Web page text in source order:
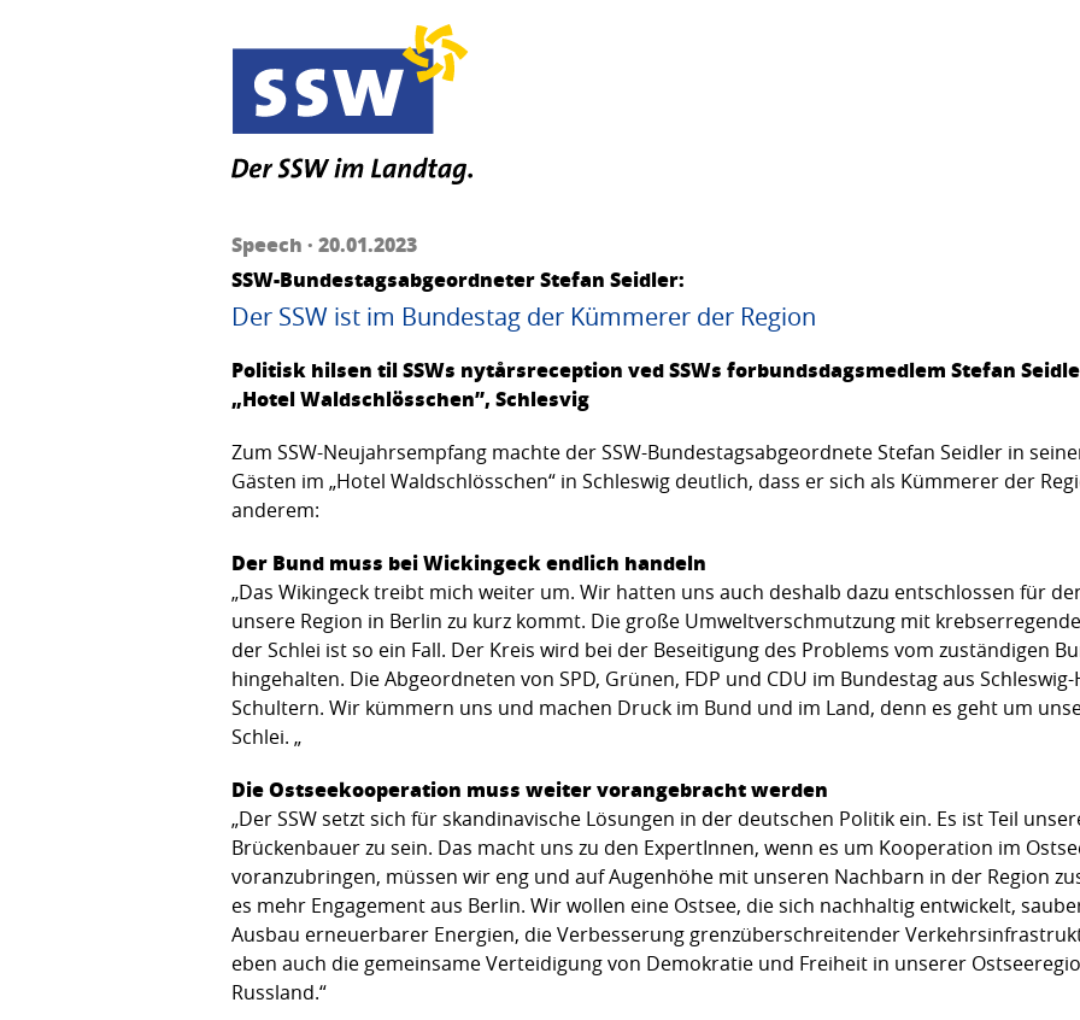
Speech · 20.01.2023
SSW-Bundestagsabgeordneter Stefan Seidler:
Der SSW ist im Bundestag der Kümmerer der Region
Politisk hilsen til SSWs nytårsreception ved SSWs forbundsdagsmedlem Stefan
„Hotel Waldschlösschen”, Schlesvig
Zum SSW-Neujahrsempfang machte der SSW-Bundestagsabgeordnete Stefan Seidler in
Gästen im „Hotel Waldschlösschen“ in Schleswig deutlich, dass er sich als Kümmerer der
anderem:
Der Bund muss bei Wickingeck endlich handeln
„Das Wikingeck treibt mich weiter um. Wir hatten uns auch deshalb dazu entschlossen für
unsere Region in Berlin zu kurz kommt. Die große Umweltverschmutzung mit
der Schlei ist so ein Fall. Der Kreis wird bei der Beseitigung des Problems vom zuständigen
hingehalten. Die Abgeordneten von SPD, Grünen, FDP und CDU im Bundestag aus
Schultern. Wir kümmern uns und machen Druck im Bund und im Land, denn es geht um
Schlei. „
Die Ostseekooperation muss weiter vorangebracht werden
„Der SSW setzt sich für skandinavische Lösungen in der deutschen Politik ein. Es ist Teil
Brückenbauer zu sein. Das macht uns zu den ExpertInnen, wenn es um Kooperation im
voranzubringen, müssen wir eng und auf Augenhöhe mit unseren Nachbarn in der Region
es mehr Engagement aus Berlin. Wir wollen eine Ostsee, die sich nachhaltig entwickelt,
Ausbau erneuerbarer Energien, die Verbesserung grenzüberschreitender
eben auch die gemeinsame Verteidigung von Demokratie und Freiheit in unserer
Russland.“